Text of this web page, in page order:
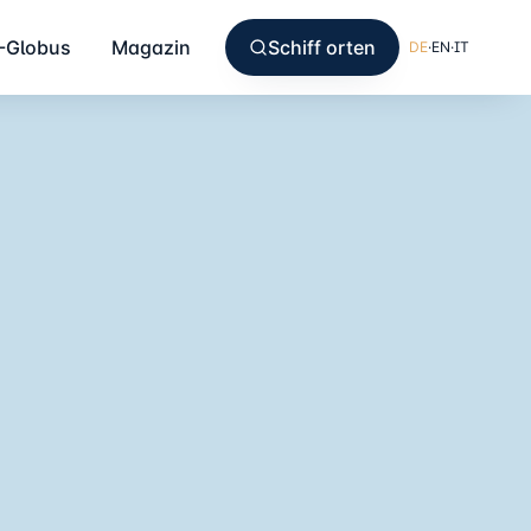
Globus Magazin Schiff orten DE·EN·IT